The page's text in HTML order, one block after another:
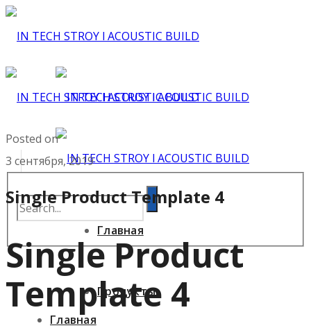
Главная
Главная
Продукты
Posted on
3 сентября, 2019
Single Product Template 4
Single Product
Template 4